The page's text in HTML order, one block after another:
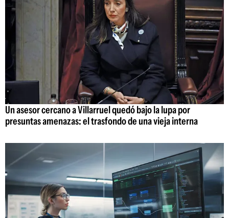
Un asesor cercano a Villarruel quedó bajo la lupa por
presuntas amenazas: el trasfondo de una vieja interna